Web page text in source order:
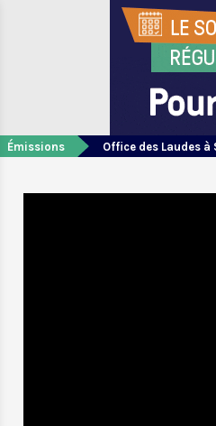
Émissions Office des Laudes à